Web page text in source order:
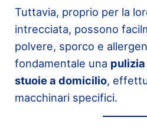
Tuttavia, proprio per la
intrecciata, possono
polvere, sporco e
fondamentale una
stuoie a domicilio,
macchinari specifici.